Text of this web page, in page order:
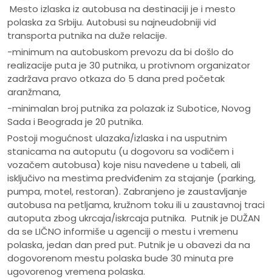
Mesto izlaska iz autobusa na destinaciji je i mesto
polaska za Srbiju. Autobusi su najneudobniji vid
transporta putnika na duže relacije.
-minimum na autobuskom prevozu da bi došlo do
realizacije puta je 30 putnika, u protivnom organizator
zadržava pravo otkaza do 5 dana pred početak
aranžmana,
-minimalan broj putnika za polazak iz Subotice, Novog
Sada i Beograda je 20 putnika.
Postoji mogućnost ulazaka/izlaska i na usputnim
stanicama na autoputu (u dogovoru sa vodičem i
vozačem autobusa) koje nisu navedene u tabeli, ali
isključivo na mestima predviđenim za stajanje (parking,
pumpa, motel, restoran). Zabranjeno je zaustavljanje
autobusa na petljama, kružnom toku ili u zaustavnoj traci
autoputa zbog ukrcaja/iskrcaja putnika. Putnik je DUŽAN
da se LIČNO informiše u agenciji o mestu i vremenu
polaska, jedan dan pred put. Putnik je u obavezi da na
dogovorenom mestu polaska bude 30 minuta pre
ugovorenog vremena polaska.